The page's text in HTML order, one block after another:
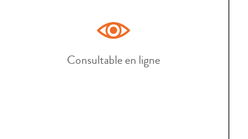
Consultable en ligne